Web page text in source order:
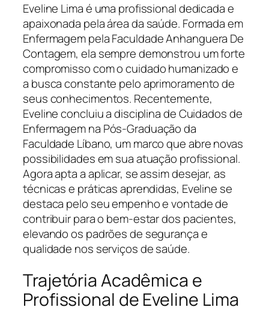
Eveline Lima é uma profissional dedicada e
apaixonada pela área da saúde. Formada em
Enfermagem pela Faculdade Anhanguera De
Contagem, ela sempre demonstrou um forte
compromisso com o cuidado humanizado e
a busca constante pelo aprimoramento de
seus conhecimentos. Recentemente,
Eveline concluiu a disciplina de Cuidados de
Enfermagem na Pós-Graduação da
Faculdade Líbano, um marco que abre novas
possibilidades em sua atuação profissional.
Agora apta a aplicar, se assim desejar, as
técnicas e práticas aprendidas, Eveline se
destaca pelo seu empenho e vontade de
contribuir para o bem-estar dos pacientes,
elevando os padrões de segurança e
qualidade nos serviços de saúde.
Trajetória Acadêmica e
Profissional de Eveline Lima